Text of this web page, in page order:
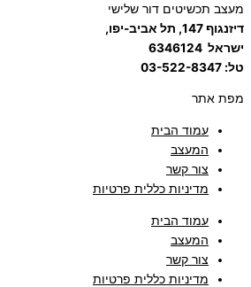
מעצב תכשיטים דור שלישי
דיזנגוף 147, תל אביב-יפו,
ישראל 6346124
טל: 03-522-8347
מפת אתר
עמוד הבית
המעצב
צור קשר
מדיניות כללית פרטיות
עמוד הבית
המעצב
צור קשר
מדיניות כללית פרטיות